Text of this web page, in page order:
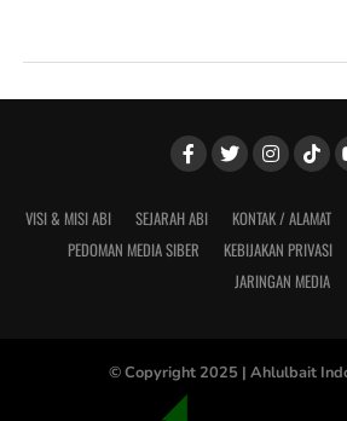
VISI & MISI ABI SEJARAH ABI KONTAK / ALAMAT
PEDOMAN MEDIA SIBER
KEBIJAKAN PRIVASI
JARINGAN MEDIA
© Copyright 2025 | Ahlulbait